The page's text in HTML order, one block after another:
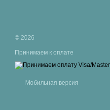
© 2026
Принимаем к оплате
Мобильная версия